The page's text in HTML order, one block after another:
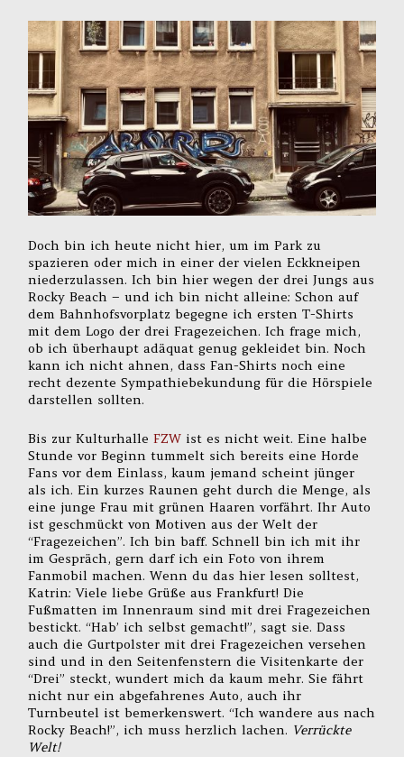
Doch bin ich heute nicht hier, um im Park zu
spazieren oder mich in einer der vielen Eckkneipen
niederzulassen. Ich bin hier wegen der drei Jungs aus
Rocky Beach – und ich bin nicht alleine: Schon auf
dem Bahnhofsvorplatz begegne ich ersten T-Shirts
mit dem Logo der drei Fragezeichen. Ich frage mich,
ob ich überhaupt adäquat genug gekleidet bin. Noch
kann ich nicht ahnen, dass Fan-Shirts noch eine
recht dezente Sympathiebekundung für die Hörspiele
darstellen sollten.
Bis zur KulturhalleFZW ist es nicht weit. Eine halbe
Stunde vor Beginn tummelt sich bereits eine Horde
Fans vor dem Einlass, kaum jemand scheint jünger
als ich. Ein kurzes Raunen geht durch die Menge, als
eine junge Frau mit grünen Haaren vorfährt. Ihr Auto
ist geschmückt von Motiven aus der Welt der
“Fragezeichen”. Ich bin baff. Schnell bin ich mit ihr
im Gespräch, gern darf ich ein Foto von ihrem
Fanmobil machen. Wenn du das hier lesen solltest,
Katrin: Viele liebe Grüße aus Frankfurt! Die
Fußmatten im Innenraum sind mit drei Fragezeichen
bestickt. “Hab’ ich selbst gemacht!”, sagt sie. Dass
auch die Gurtpolster mit drei Fragezeichen versehen
sind und in den Seitenfenstern die Visitenkarte der
“Drei” steckt, wundert mich da kaum mehr. Sie fährt
nicht nur ein abgefahrenes Auto, auch ihr
Turnbeutel ist bemerkenswert. “Ich wandere aus nach
Rocky Beach!”, ich muss herzlich lachen. Verrückte
Welt!